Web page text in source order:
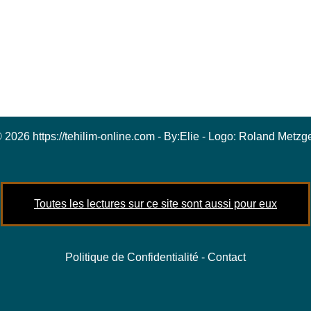
2026 https://tehilim-online.com - By:Elie - Logo: Roland
Toutes les lectures sur ce site sont aussi pour eux
Politique de Confidentialité - Contact